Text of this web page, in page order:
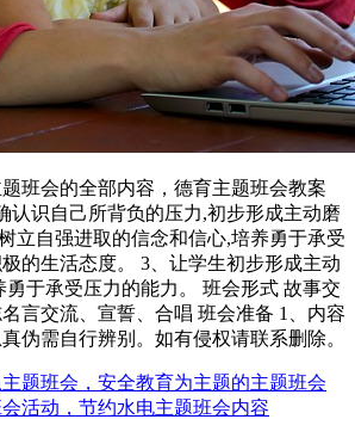
班会的全部内容，德育主题班会教案
认识自己所背负的压力,初步形成主动磨
立自强进取的信念和信心,培养勇于承受
的生活态度。 3、让学生初步形成主动
勇于承受压力的能力。 班会形式 故事交
言交流、宣誓、合唱 班会准备 1、内容
伪需自行辨别。如有侵权请联系删除。
题班会，安全教育为主题的主题班会
活动，节约水电主题班会内容